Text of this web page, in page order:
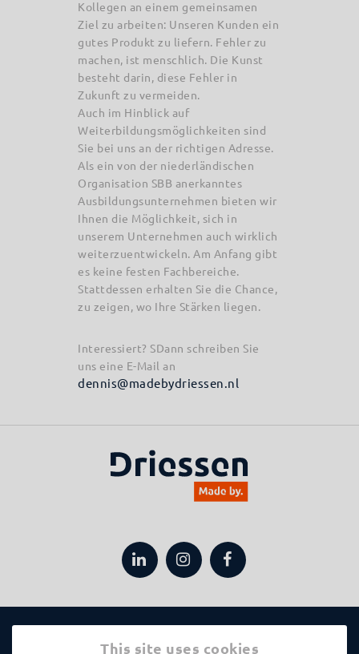
This site uses cookies
Kollegen an einem gemeinsamen
Ziel zu arbeiten: Unseren Kunden ein
gutes Produkt zu liefern. Fehler zu
machen, ist menschlich. Die Kunst
besteht darin, diese Fehler in
Zukunft zu vermeiden.
Auch im Hinblick auf
Weiterbildungsmöglichkeiten sind
Sie bei uns an der richtigen Adresse.
Als ein von der niederländischen
Organisation SBB anerkanntes
Ausbildungsunternehmen bieten wir
Ihnen die Möglichkeit, sich in
unserem Unternehmen auch wirklich
weiterzuentwickeln. Am Anfang gibt
es keine festen Fachbereiche.
Stattdessen erhalten Sie die Chance,
zu zeigen, wo Ihre Stärken liegen.
Interessiert? SDann schreiben Sie
uns eine E-Mail an
dennis@madebydriessen.nl
Anwendungen